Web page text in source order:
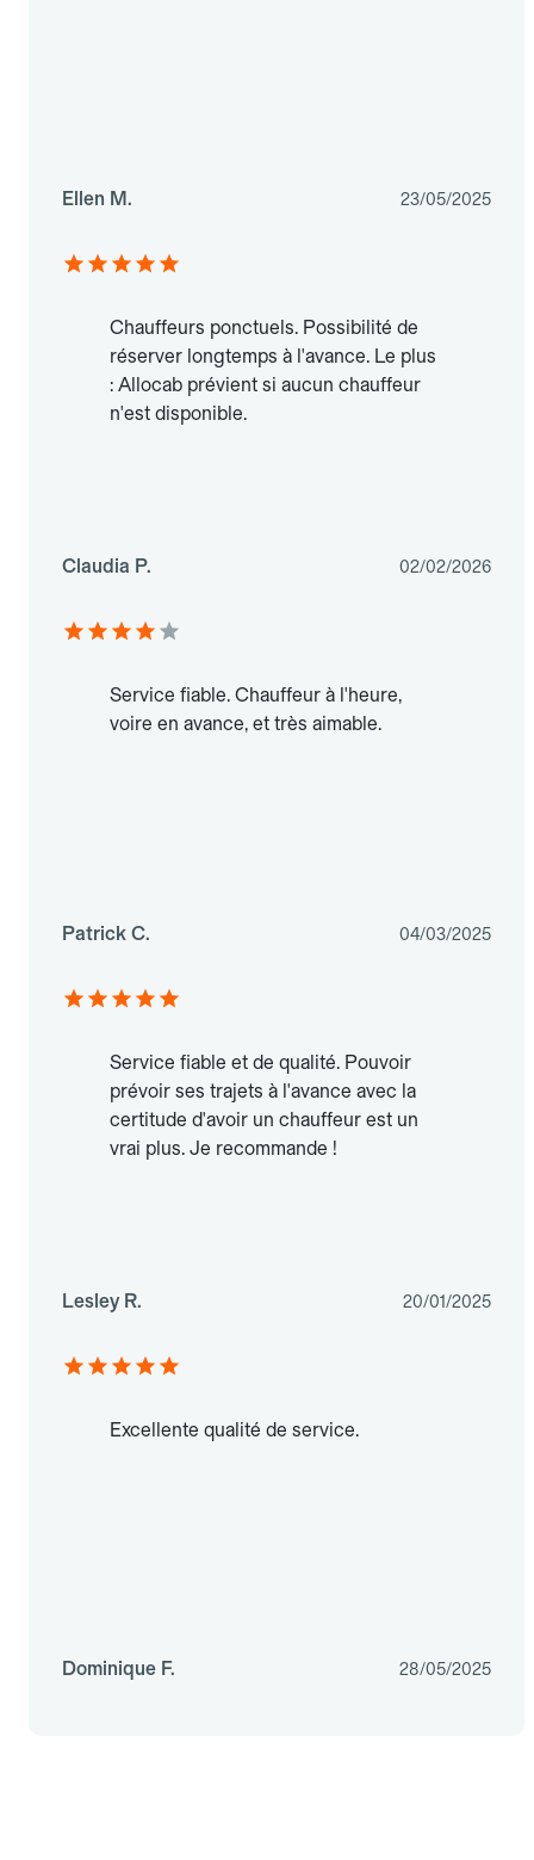
Ellen M. 23/05/2025
Chauffeurs ponctuels. Possibilité de
réserver longtemps à l'avance. Le plus
: Allocab prévient si aucun chauffeur
n'est disponible.
Claudia P. 02/02/2026
Service fiable. Chauffeur à l'heure,
voire en avance, et très aimable.
Patrick C. 04/03/2025
Service fiable et de qualité. Pouvoir
prévoir ses trajets à l'avance avec la
certitude d'avoir un chauffeur est un
vrai plus. Je recommande !
Lesley R. 20/01/2025
Excellente qualité de service.
Dominique F. 28/05/2025